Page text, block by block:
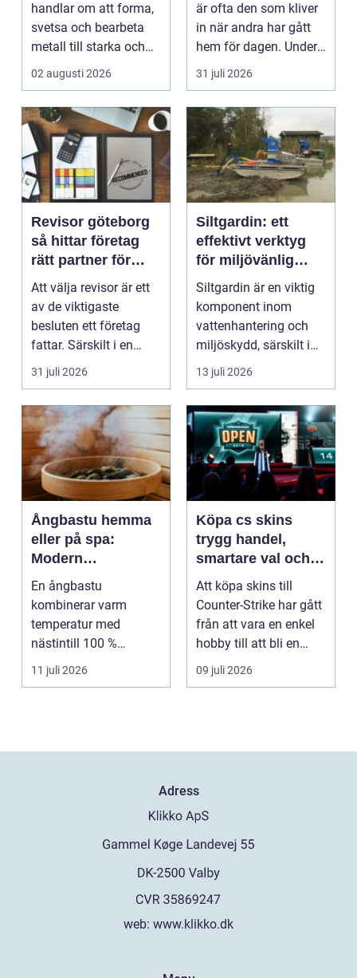
handlar om att forma,
svetsa och bearbeta
metall till starka och
hållbara konstruktion...
02 augusti 2026
är ofta den som kliver
in när andra har gått
hem för dagen. Under
sena kvällar,...
31 juli 2026
Revisor göteborg
så hittar företag
rätt partner för
trygg tillväxt
Att välja revisor är ett
av de viktigaste
besluten ett företag
fattar. Särskilt i en
företagsintensi...
31 juli 2026
Siltgardin: ett
effektivt verktyg
för miljövänlig
vattenhantering
Siltgardin är en viktig
komponent inom
vattenhantering och
miljöskydd, särskilt i
verksamheter som i...
13 juli 2026
Ångbastu hemma
eller på spa:
Modern
återhämtning med
uråldrig logik
En ångbastu
kombinerar varm
temperatur med
nästintill 100 %
luftfuktighet för att
11 juli 2026
Köpa cs skins
trygg handel,
smartare val och
bättre affärer
Att köpa skins till
Counter-Strike har gått
från att vara en enkel
hobby till att bli en
egen liten ...
09 juli 2026
Adress
web: www.klikko.dk